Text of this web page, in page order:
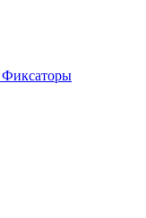
Фиксаторы